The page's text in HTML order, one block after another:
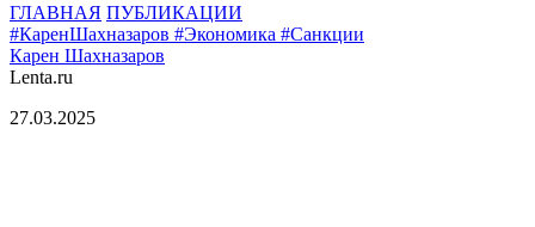
ГЛАВНАЯ ПУБЛИКАЦИИ
#КаренШахназаров #Экономика #Санкции
Карен Шахназаров
Lenta.ru
27.03.2025